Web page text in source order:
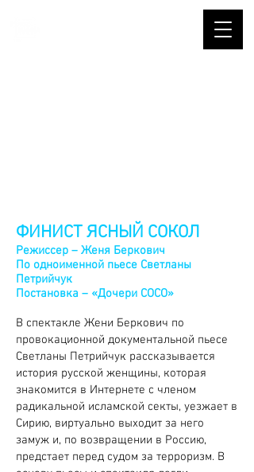
ФИНИСТ ЯСНЫЙ СОКОЛ
Режиссер – Женя Беркович
По одноименной пьесе Светланы
Петрийчук
Постановка – «Дочери СОСО»
В спектакле Жени Беркович по
провокационной документальной пьесе
Светланы Петрийчук рассказывается
история русской женщины, которая
знакомится в Интернете с членом
радикальной исламской секты, уезжает в
Сирию, виртуально выходит за него
замуж и, по возвращении в Россию,
предстает перед судом за терроризм. В